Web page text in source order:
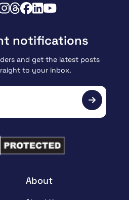
About
notifications
and get the latest posts
to your inbox.